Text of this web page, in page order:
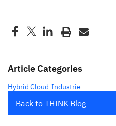
Article Categories
Hybrid Cloud Industrie
Back to THINK Blog